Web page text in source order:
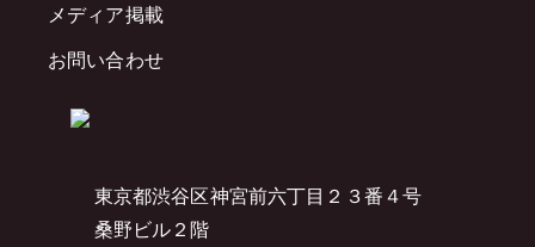
東京都渋谷区神宮前六丁目２３番４号
桑野ビル２階
メディア掲載
お問い合わせ